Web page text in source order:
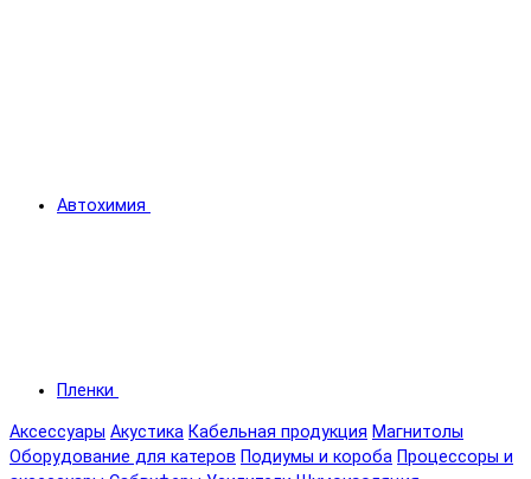
Автохимия
Пленки
Аксессуары Акустика Кабельная продукция Магнитолы
Оборудование для катеров Подиумы и короба Процессоры и